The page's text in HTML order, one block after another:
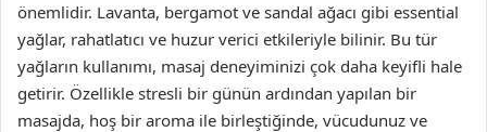
önemlidir. Lavanta, bergamot ve sandal ağacı gibi essential
yağlar, rahatlatıcı ve huzur verici etkileriyle bilinir. Bu tür
yağların kullanımı, masaj deneyiminizi çok daha keyifli hale
getirir. Özellikle stresli bir günün ardından yapılan bir
masajda, hoş bir aroma ile birleştiğinde, vücudunuz ve